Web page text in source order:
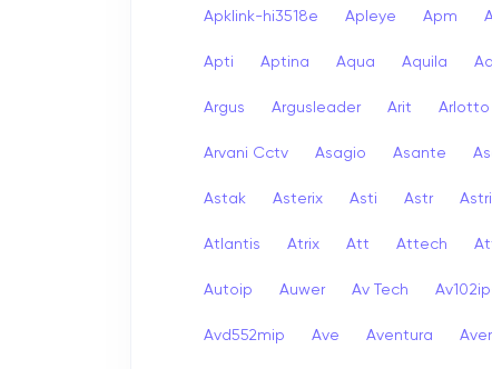
Apklink-hi3518e Apleye Apm
Apti Aptina Aqua Aquila
Argus Argusleader Arit Arlotto
Arvani Cctv Asagio Asante
Astak Asterix Asti Astr
Atlantis Atrix Att Attech
Autoip Auwer Av Tech
Avd552mip Ave Aventura Aver